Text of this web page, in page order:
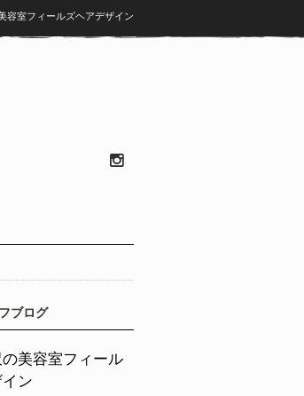
容室フィールズヘアデザイン
ブログ
美容室フィール
ン